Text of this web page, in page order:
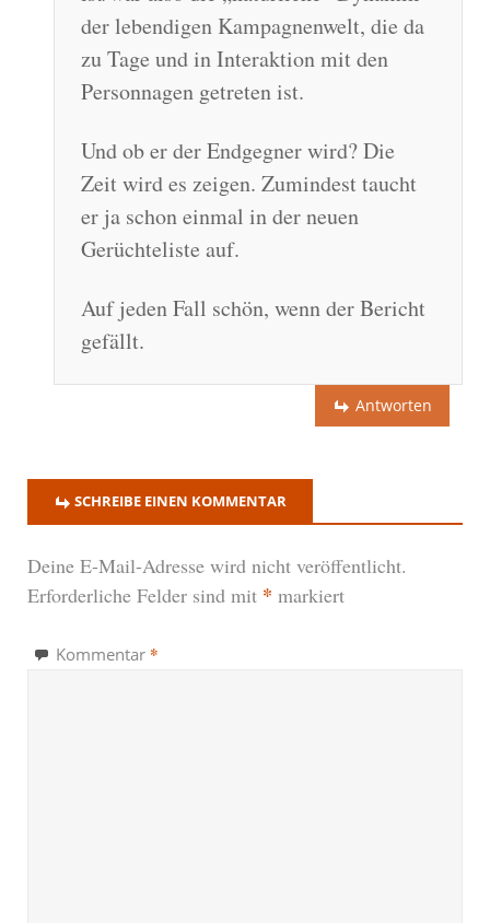
der lebendigen Kampagnenwelt, die da
zu Tage und in Interaktion mit den
Personnagen getreten ist.
Und ob er der Endgegner wird? Die
Zeit wird es zeigen. Zumindest taucht
er ja schon einmal in der neuen
Gerüchteliste auf.
Auf jeden Fall schön, wenn der Bericht
gefällt.
Antworten
SCHREIBE EINEN KOMMENTAR
Deine E-Mail-Adresse wird nicht veröffentlicht.
Erforderliche Felder sind mit * markiert
Kommentar *